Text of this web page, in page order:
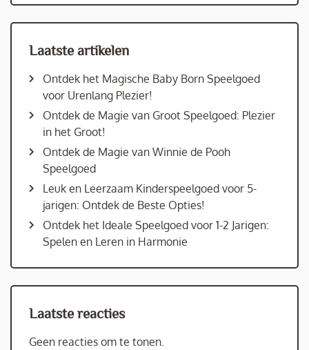
Laatste artikelen
Ontdek het Magische Baby Born Speelgoed
voor Urenlang Plezier!
Ontdek de Magie van Groot Speelgoed: Plezier
in het Groot!
Ontdek de Magie van Winnie de Pooh
Speelgoed
Leuk en Leerzaam Kinderspeelgoed voor 5-
jarigen: Ontdek de Beste Opties!
Ontdek het Ideale Speelgoed voor 1-2 Jarigen:
Spelen en Leren in Harmonie
Laatste reacties
Geen reacties om te tonen.